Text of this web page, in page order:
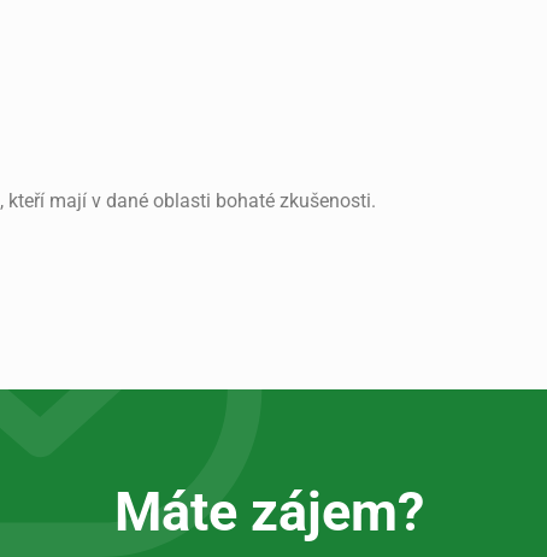
, kteří mají v dané oblasti bohaté zkušenosti.
Máte zájem?